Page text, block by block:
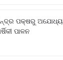
ପକ୍ଷରୁ
ପାଳନ